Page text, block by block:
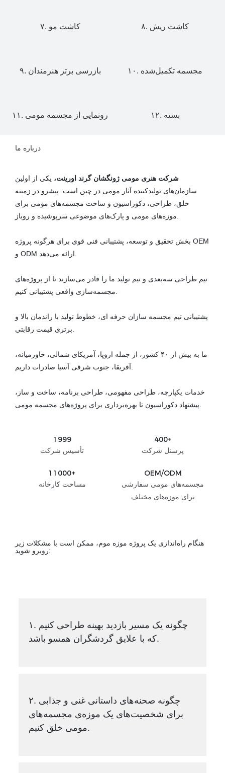
۷. کاشت مو ۸. کاشت ریش
۹. بازرسی برتر هنرمندان ۱۰. مجسمه تکمیل‌شده
۱۱. رونمایی از مجسمه مومی ۱۲. بسته
درباره ما
شرکت هنری مومی ژونگشان گرند اورینت، یکی از اولین
سازمان‌های تولیدکننده آثار مومی در چین است. پیشرو در زمینه
خلق، طراحی، دکوراسیون و ساخت مجسمه‌های مومی برای
بخش تحقیق و توسعه، پشتیبانی فنی قوی برای هرگونه پروژه OEM
تیم طراحی سه‌بعدی و تیم تولید ما را قادر می‌سازند تا از پروژه‌های
پشتیبانی تیم مجسمه سازان حرفه ای، خطوط تولید با راندمان بالا و
ما به بیش از ۴۰ کشور، از جمله اروپا، آمریکای شمالی، خاورمیانه،
خدمات یکپارچه، طراحی مفهومی، طراحی برنامه، ساخت و ساز،
​​​​​​​​​​​​​​1999
تأسیس شرکت
400+
پرسنل شرکت
11000+
مساحت کارخانه
OEM/ODM
مجسمه‌های مومی سفارشی
برای موزه‌های مختلف
هنگام راه‌اندازی یک پروژه موزه موم، ممکن است با مشکلات زیر
روبرو شوید:
۱. چگونه یک مسیر بازدید بهینه طراحی کنیم
که با علایق گردشگران همسو باشد.
۲. چگونه صحنه‌های داستانی غنی و جذابی
برای شخصیت‌های یک موزه‌ی مجسمه‌های
مومی خلق کنیم.